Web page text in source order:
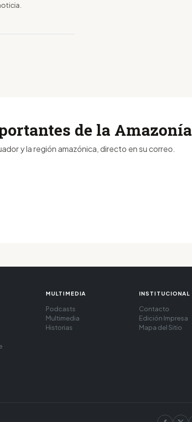
de la Amazonía
y la región amazónica, directo en su correo.
MULTIMEDIA
Podcasts
Multimedia
Historias
INSTITUCIONAL
Contacto
Edición Impresa
Mapa del Sitio